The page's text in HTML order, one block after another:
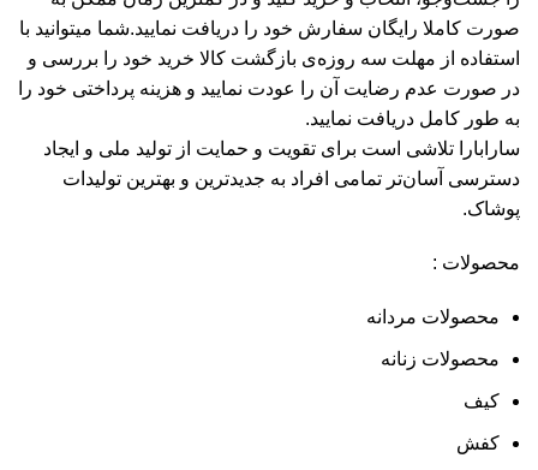
صورت کاملا رایگان سفارش خود را دریافت نمایید.شما میتوانید با
استفاده از مهلت سه روزه‌ی بازگشت کالا خرید خود را بررسی و
در صورت عدم رضایت آن را عودت نمایید و هزینه پرداختی خود را
به طور کامل دریافت نمایید.
سارابارا تلاشی است برای تقویت و حمایت از تولید ملی و ایجاد
دسترسی آسان‌تر تمامی افراد به جدیدترین و بهترین تولیدات
پوشاک.
محصولات :
محصولات مردانه
محصولات زنانه
کیف
کفش